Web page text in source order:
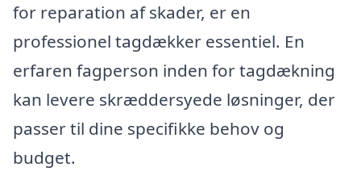
for reparation af skader, er en
professionel tagdækker essentiel. En
erfaren fagperson inden for tagdækning
kan levere skræddersyede løsninger, der
passer til dine specifikke behov og
budget.